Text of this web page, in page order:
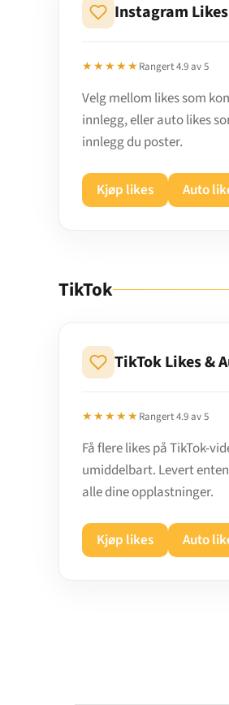
Instagram
★★★★★Rangert 4.9 av 5
Velg mellom likes som
innlegg, eller auto likes
innlegg du poster.
Kjøp likes Auto
TikTok
TikTok Likes &
★★★★★Rangert 4.9 av 5
Få flere likes på TikTok-
umiddelbart. Levert
alle dine opplastninger.
Kjøp likes Auto